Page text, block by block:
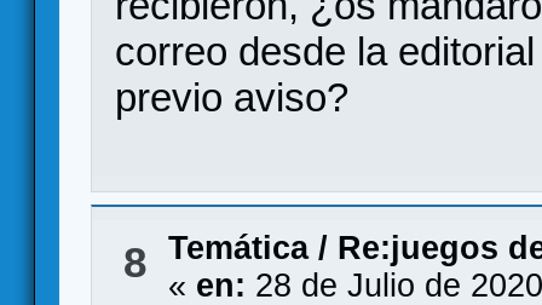
correo desde la
previo aviso?
8 Temática/ Re:juegos
« en: 28 de Julio de